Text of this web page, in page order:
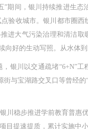
间，银川持续推进生态
验收城市。银川都市圈
大气污染治理和清洁
好的生动写照。从水体
川以交通疏堵“6+N”工
与宝湖路交叉口等曾经
稳步推进学前教育普惠
目提速提质，累计实施